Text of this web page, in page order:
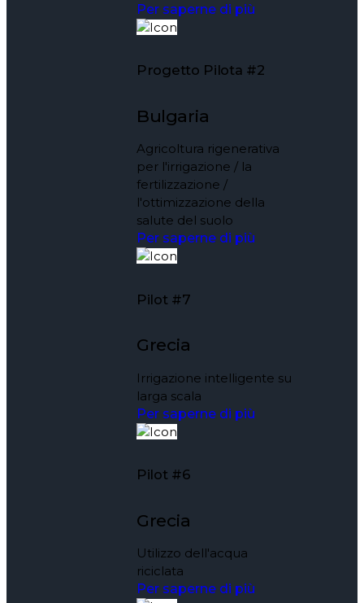
Per saperne di più
Progetto Pilota #2
Bulgaria
Agricoltura rigenerativa
per l'irrigazione / la
fertilizzazione /
l'ottimizzazione della
salute del suolo
Per saperne di più
Pilot #7
Grecia
Irrigazione intelligente su
larga scala
Per saperne di più
Pilot #6
Grecia
Utilizzo dell'acqua
riciclata
Per saperne di più